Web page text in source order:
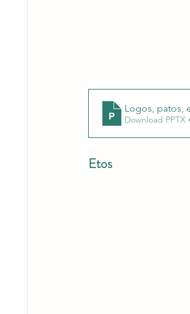
Logos, patos,
Download PPTX
Etos